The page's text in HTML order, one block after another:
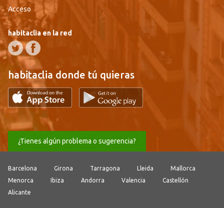
Acceso
habitaclia en la red
habitaclia donde tú quieras
¿Tienes algún problema o sugerencia?
Barcelona Girona Tarragona Lleida
Mallorca
Menorca
Ibiza Andorra Valencia
Castellón
Alicante